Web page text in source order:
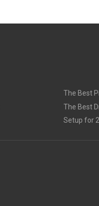
The Best
The Best
Setup for